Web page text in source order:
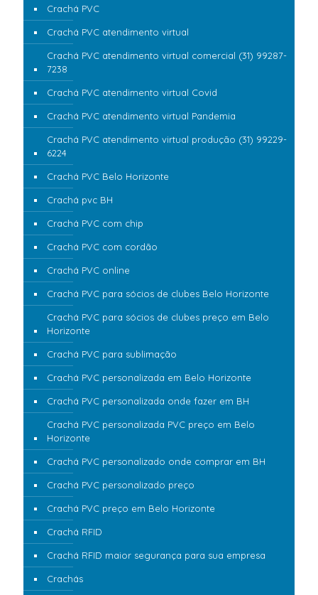
Crachá PVC
Crachá PVC atendimento virtual
Crachá PVC atendimento virtual comercial (31) 99287-
7238
Crachá PVC atendimento virtual Covid
Crachá PVC atendimento virtual Pandemia
Crachá PVC atendimento virtual produção (31) 99229-
6224
Crachá PVC Belo Horizonte
Crachá pvc BH
Crachá PVC com chip
Crachá PVC com cordão
Crachá PVC online
Crachá PVC para sócios de clubes Belo Horizonte
Crachá PVC para sócios de clubes preço em Belo
Horizonte
Crachá PVC para sublimação
Crachá PVC personalizada em Belo Horizonte
Crachá PVC personalizada onde fazer em BH
Crachá PVC personalizada PVC preço em Belo
Horizonte
Crachá PVC personalizado onde comprar em BH
Crachá PVC personalizado preço
Crachá PVC preço em Belo Horizonte
Crachá RFID
Crachá RFID maior segurança para sua empresa
Crachás